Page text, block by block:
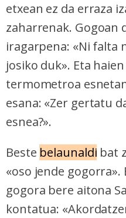
etxean ez da erraza
zaharrenak. Gogoan
iragarpena: «Ni falta
josiko duk». Eta
termometroa
esana: «Zer gertatu
esnea?».
Beste belaunaldi bat
«oso jende gogorra».
gogora bere aitona
kontatua: